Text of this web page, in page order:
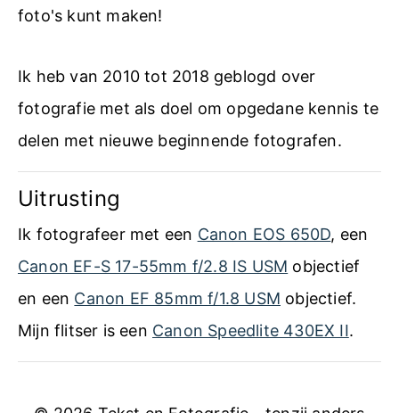
foto's kunt maken!
Ik heb van 2010 tot 2018 geblogd over
fotografie met als doel om opgedane kennis te
delen met nieuwe beginnende fotografen.
Uitrusting
Ik fotografeer met een Canon EOS 650D, een
Canon EF-S 17-55mm f/2.8 IS USM objectief
en een Canon EF 85mm f/1.8 USM objectief.
Mijn flitser is een Canon Speedlite 430EX II.